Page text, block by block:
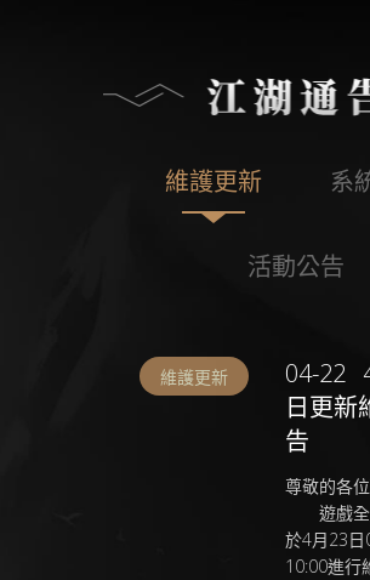
維護更新 系
活動公告
維護更新 04-22
日更新
告
尊敬的各
遊戲全
於4月23日
10:00進行